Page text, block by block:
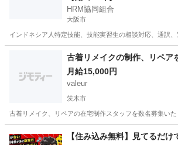
HRM協同組合
大阪市
インドネシア人特定技能、技能実習生の相談対応、通訳
その他 特定技能
古着リメイクの制作、リペア
月給15,000円
valeur
茨木市
古着リメイク、リペアの在宅制作スタッフを数名募集い
その他 リメイク
【住み込み無料】見てるだ